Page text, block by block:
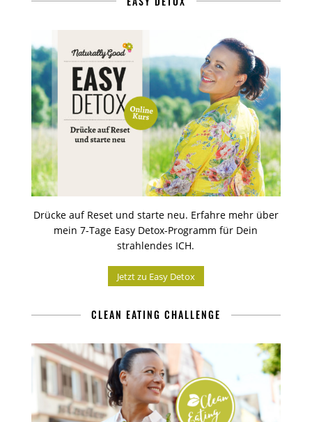
Drücke auf Reset und starte neu. Erfahre mehr über
mein 7-Tage Easy Detox-Programm für Dein
strahlendes ICH.
Jetzt zu Easy Detox
CLEAN EATING CHALLENGE